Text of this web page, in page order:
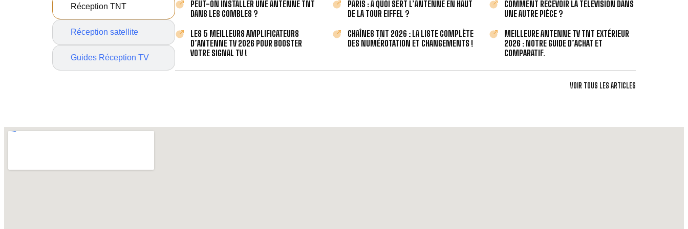
Réception TNT
Réception satellite
Guides Réception TV
PEUT-ON INSTALLER UNE ANTENNE TNT
DANS LES COMBLES ?
PARIS : À QUOI SERT L’ANTENNE EN HAUT
DE LA TOUR EIFFEL ?
COMMENT RECEVOIR LA TÉLÉVISION DANS
UNE AUTRE PIÈCE ?
LES 5 MEILLEURS AMPLIFICATEURS
D’ANTENNE TV 2026 POUR BOOSTER
VOTRE SIGNAL TV !
CHAÎNES TNT 2026 : LA LISTE COMPLÈTE
DES NUMÉROTATION ET CHANGEMENTS !
MEILLEURE ANTENNE TV TNT EXTÉRIEUR
2026 : NOTRE GUIDE D’ACHAT ET
COMPARATIF.
VOIR TOUS LES ARTICLES